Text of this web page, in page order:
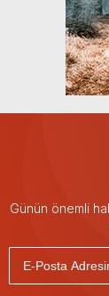
Günün önemli